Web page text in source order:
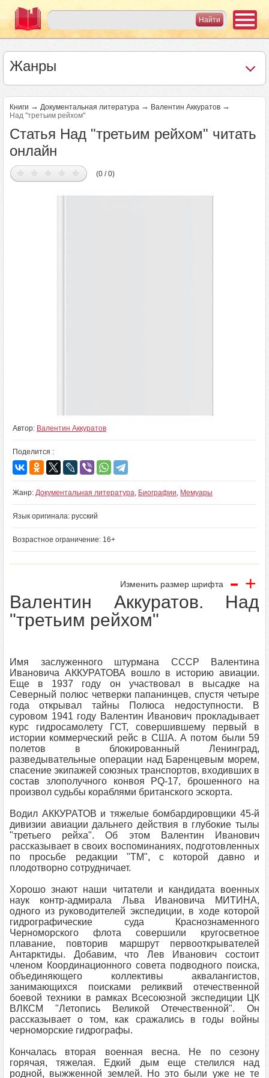
Жанры
Книги → Документальная литература → Валентин Аккуратов →
Над "третьим рейхом"
Статья Над "третьим рейхом" читать
онлайн
(0 / 0)
Автор: Валентин Аккуратов
Поделится :
Жанр: Документальная литература, Биографии, Мемуары
Язык оригинала: русский
Возрастное ограничение: 16+
Изменить размер шрифта - +
Валентин Аккуратов. Над
"третьим рейхом"
Имя заслуженного штурмана СССР Валентина
Ивановича АККУРАТОВА вошло в историю авиации.
Еще в 1937 году он участвовал в высадке на
Северный полюс четверки папанинцев, спустя четыре
года открывал тайны Полюса недоступности. В
суровом 1941 году Валентин Иванович прокладывает
курс гидросамолету ГСТ, совершившему первый в
истории коммерческий рейс в США. А потом были 59
полетов в блокированный Ленинград,
разведывательные операции над Баренцевым морем,
спасение экипажей союзных транспортов, входивших в
состав злополучного конвоя PQ-17, брошенного на
произвол судьбы кораблями британского эскорта.
Водил АККУРАТОВ и тяжелые бомбардировщики 45-й
дивизии авиации дальнего действия в глубокие тылы
"третьего рейха". Об этом Валентин Иванович
рассказывает в своих воспоминаниях, подготовленных
по просьбе редакции "ТМ", с которой давно и
плодотворно сотрудничает.
Хорошо знают наши читатели и кандидата военных
наук контр-адмирала Льва Ивановича МИТИНА,
одного из руководителей экспедиции, в ходе которой
гидрографические суда Краснознаменного
Черноморского флота совершили кругосветное
плавание, повторив маршрут первооткрывателей
Антарктиды. Добавим, что Лев Иванович состоит
членом Координационного совета подводного поиска,
объединяющего коллективы аквалангистов,
занимающихся поисками реликвий отечественной
боевой техники в рамках Всесоюзной экспедиции ЦК
ВЛКСМ "Летопись Великой Отечественной". Он
рассказывает о том, как сражались в годы войны
черноморские гидрографы.
Кончалась вторая военная весна. Не по сезону
горячая, тяжелая. Едкий дым еще стелился над
родной, выжженной землей. Но это были уже не те